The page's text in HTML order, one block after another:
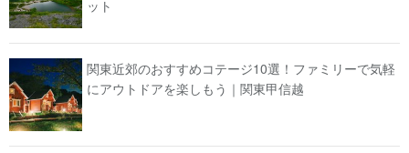
ット
関東近郊のおすすめコテージ10選！ファミリーで気軽
にアウトドアを楽しもう｜関東甲信越